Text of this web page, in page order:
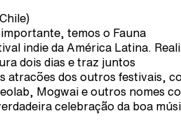
temos o Fauna
indie da América Latina.
dois dias e traz juntos
atracões dos outros festivais,
Mogwai e outros nomes
celebração da boa